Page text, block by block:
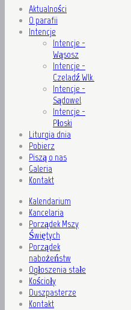
Aktualności
O parafii
Intencje
Intencje -
Wąsosz
Intencje -
Czeladź Wlk.
Intencje -
Sądowel
Intencje -
Płoski
Liturgia dnia
Pobierz
Piszą o nas
Galeria
Kontakt
Kalendarium
Kancelaria
Porządek Mszy
Świętych
Porządek
nabożeństw
Ogłoszenia stałe
Kościoły
Duszpasterze
Kontakt